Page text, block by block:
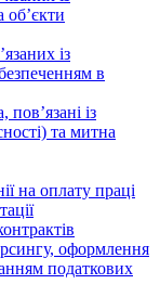
об’єкти
із
в
пов’язані із
та митна
на оплату праці
оформлення
податкових